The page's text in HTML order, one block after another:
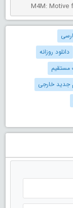
دانلود روزانه
مستقیم
جدید خارجی